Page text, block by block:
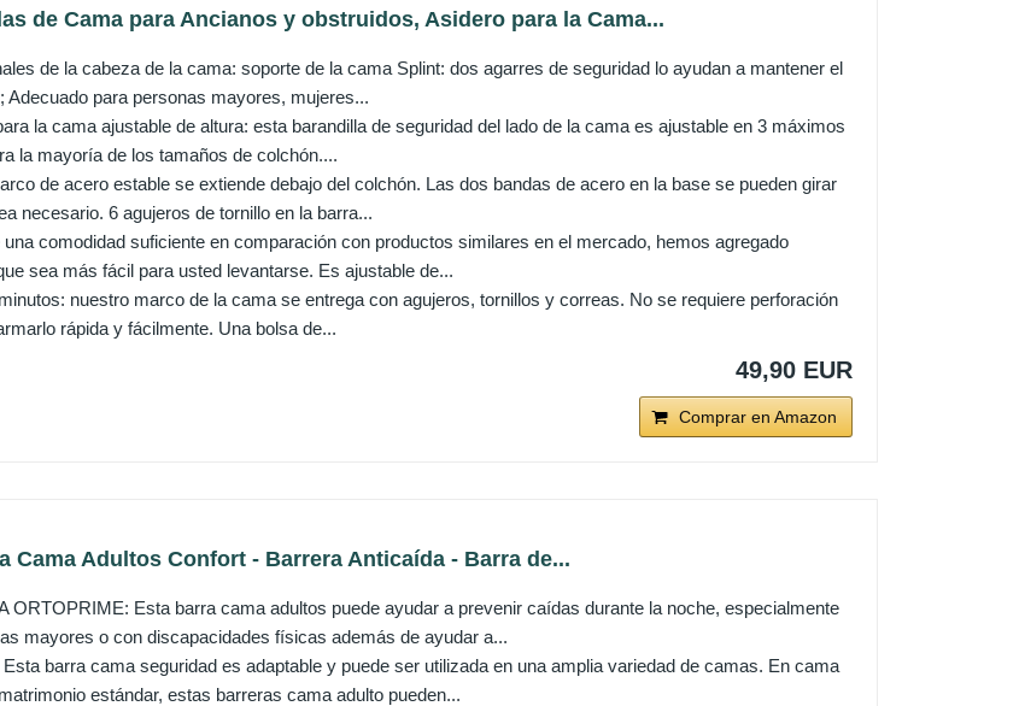
de Cama para Ancianos y obstruidos, Asidero para la Cama...
de la cabeza de la cama: soporte de la cama Splint: dos agarres de seguridad lo ayudan a mantener el
Adecuado para personas mayores, mujeres...
la cama ajustable de altura: esta barandilla de seguridad del lado de la cama es ajustable en 3 máximos
la mayoría de los tamaños de colchón....
de acero estable se extiende debajo del colchón. Las dos bandas de acero en la base se pueden girar
necesario. 6 agujeros de tornillo en la barra...
comodidad suficiente en comparación con productos similares en el mercado, hemos agregado
sea más fácil para usted levantarse. Es ajustable de...
nuestro marco de la cama se entrega con agujeros, tornillos y correas. No se requiere perforación
rápida y fácilmente. Una bolsa de...
49,90 EUR
Comprar en Amazon
Cama Adultos Confort - Barrera Anticaída - Barra de...
ORTOPRIME: Esta barra cama adultos puede ayudar a prevenir caídas durante la noche, especialmente
mayores o con discapacidades físicas además de ayudar a...
barra cama seguridad es adaptable y puede ser utilizada en una amplia variedad de camas. En cama
estándar, estas barreras cama adulto pueden...